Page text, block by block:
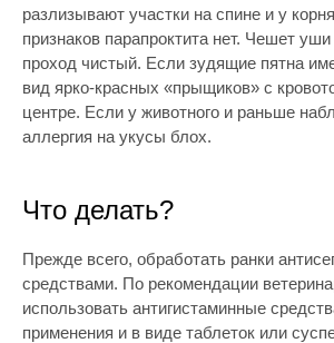
разлизывают участки на спине и у
признаков парапроктита нет. Чешет
проход чистый. Если зудящие пятна
вид ярко-красных «прыщиков» с
центре. Если у животного и раньше
аллергия на укусы блох.
Что делать?
Прежде всего, обработать ранки
средствами. По рекомендации
использовать антигистаминные
применения и в виде таблеток или